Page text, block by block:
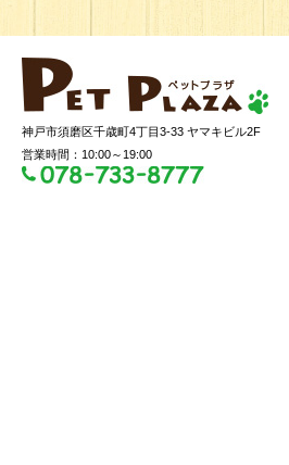
神戸市須磨区千歳町4丁目3-33 ヤマキビル2F
営業時間：10:00～19:00